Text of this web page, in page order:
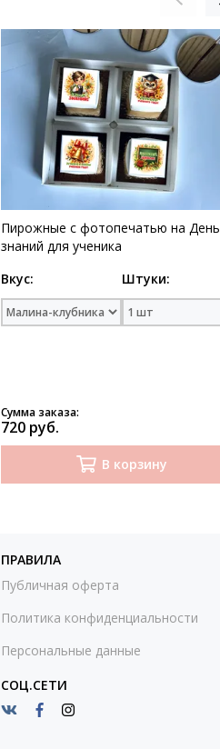
Пирожные с фотопечатью на День
знаний для ученика
Вкус:
Штуки:
Сумма заказа:
720 руб.
В корзину
ПРАВИЛА
Публичная оферта
Политика конфиденциальности
Персональные данные
СОЦ.СЕТИ